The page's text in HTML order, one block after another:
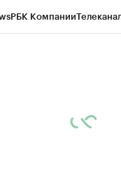
РБК Компании